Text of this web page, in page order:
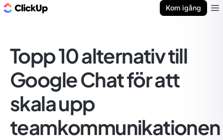
Kom igång
Topp 10 alternativ till
Google Chat för att
skala upp
teamkommunikationen